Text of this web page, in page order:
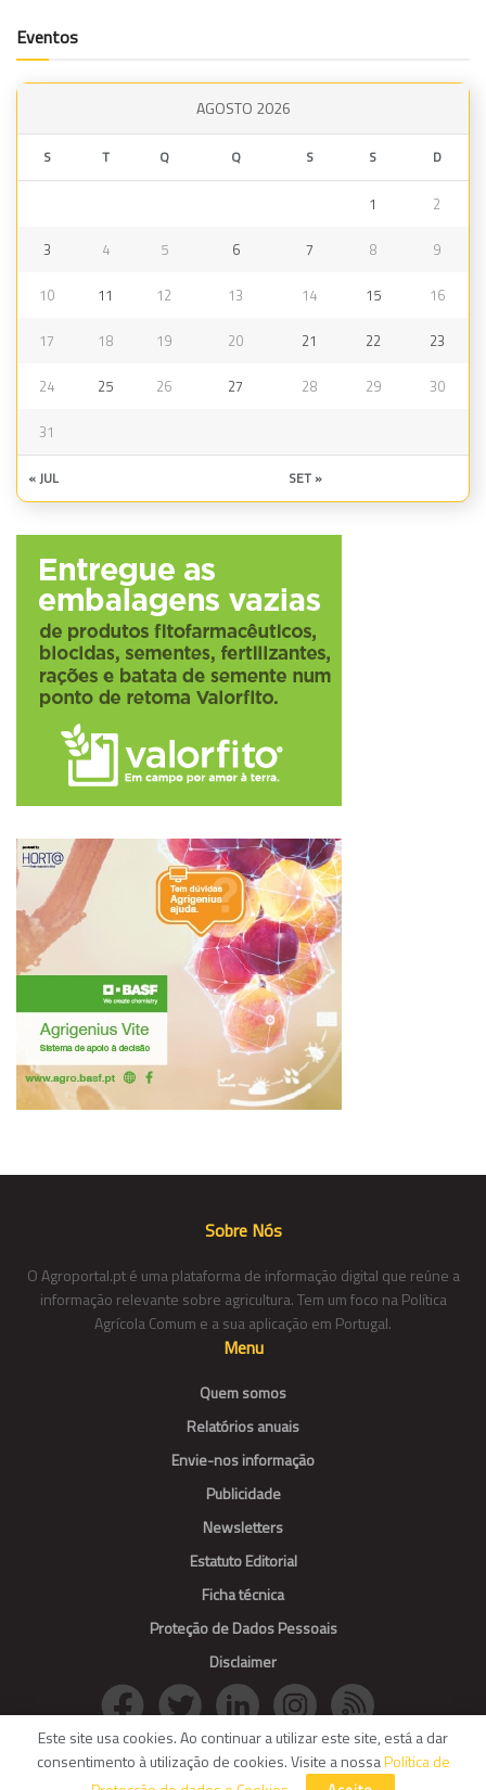
Eventos
AGOSTO 2026
S T Q Q S S D
1 2
3 4 5 6 7 8 9
10 11 12 13 14 15 16
17 18 19 20 21 22 23
24 25 26 27 28 29 30
31
« JUL SET »
Sobre Nós
O Agroportal.pt é uma plataforma de informação digital que reúne a
informação relevante sobre agricultura. Tem um foco na Política
Agrícola Comum e a sua aplicação em Portugal.
Menu
Quem somos
Relatórios anuais
Envie-nos informação
Publicidade
Newsletters
Estatuto Editorial
Ficha técnica
Proteção de Dados Pessoais
Disclaimer
© Agroportal. All Rights reserved.
Este site usa cookies. Ao continuar a utilizar este site, está a dar
consentimento à utilização de cookies. Visite a nossaPolítica de